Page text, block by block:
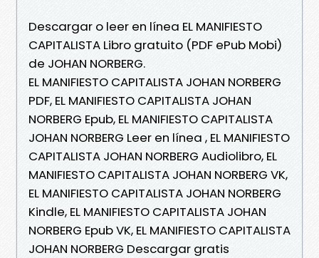
Descargar o leer en línea EL MANIFIESTO
CAPITALISTA Libro gratuito (PDF ePub Mobi)
de JOHAN NORBERG.
EL MANIFIESTO CAPITALISTA JOHAN NORBERG
PDF, EL MANIFIESTO CAPITALISTA JOHAN
NORBERG Epub, EL MANIFIESTO CAPITALISTA
JOHAN NORBERG Leer en línea , EL MANIFIESTO
CAPITALISTA JOHAN NORBERG Audiolibro, EL
MANIFIESTO CAPITALISTA JOHAN NORBERG VK,
EL MANIFIESTO CAPITALISTA JOHAN NORBERG
Kindle, EL MANIFIESTO CAPITALISTA JOHAN
NORBERG Epub VK, EL MANIFIESTO CAPITALISTA
JOHAN NORBERG Descargar gratis